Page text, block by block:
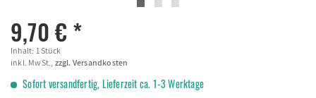
9,70 € *
Inhalt: 1 Stück
inkl. MwSt., zzgl. Versandkosten
Sofort versandfertig, Lieferzeit ca. 1-3 Werktage